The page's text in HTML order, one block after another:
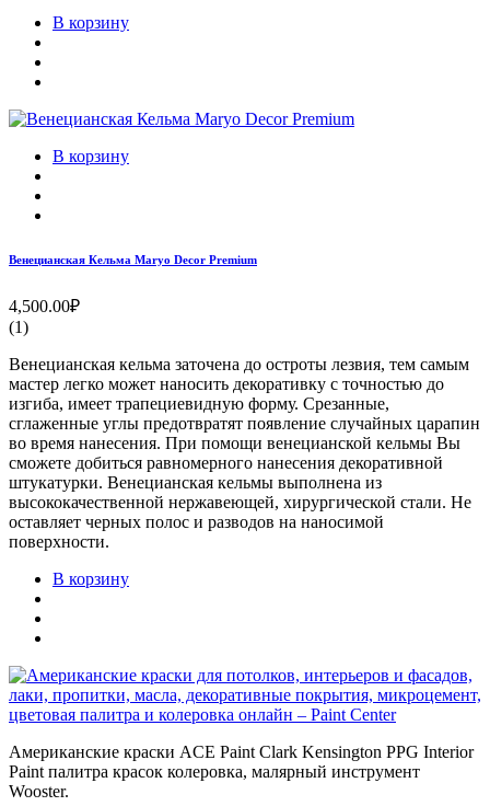
В корзину
В корзину
Венецианская Кельма Maryo Decor Premium
4,500.00₽
(1)
Венецианская кельма заточена до остроты лезвия, тем самым
мастер легко может наносить декоративку с точностью до
изгиба, имеет трапециевидную форму. Срезанные,
сглаженные углы предотвратят появление случайных царапин
во время нанесения. При помощи венецианской кельмы Вы
сможете добиться равномерного нанесения декоративной
штукатурки. Венецианская кельмы выполнена из
высококачественной нержавеющей, хирургической стали. Не
оставляет черных полос и разводов на наносимой
поверхности.
В корзину
Американские краски ACE Paint Clark Kensington PPG Interior
Paint палитра красок колеровка, малярный инструмент
Wooster.